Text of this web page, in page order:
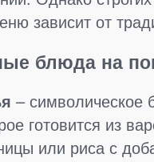
зависит от
блюда на
– символическое
готовится из
или риса с